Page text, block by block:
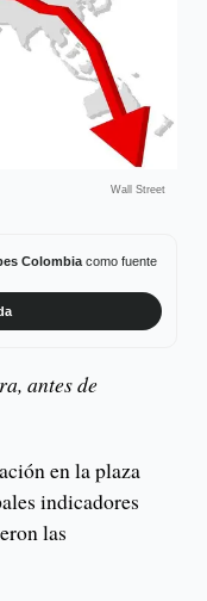
Wall Street
Colombiacomo fuente
antes de
en la plaza
indicadores
las